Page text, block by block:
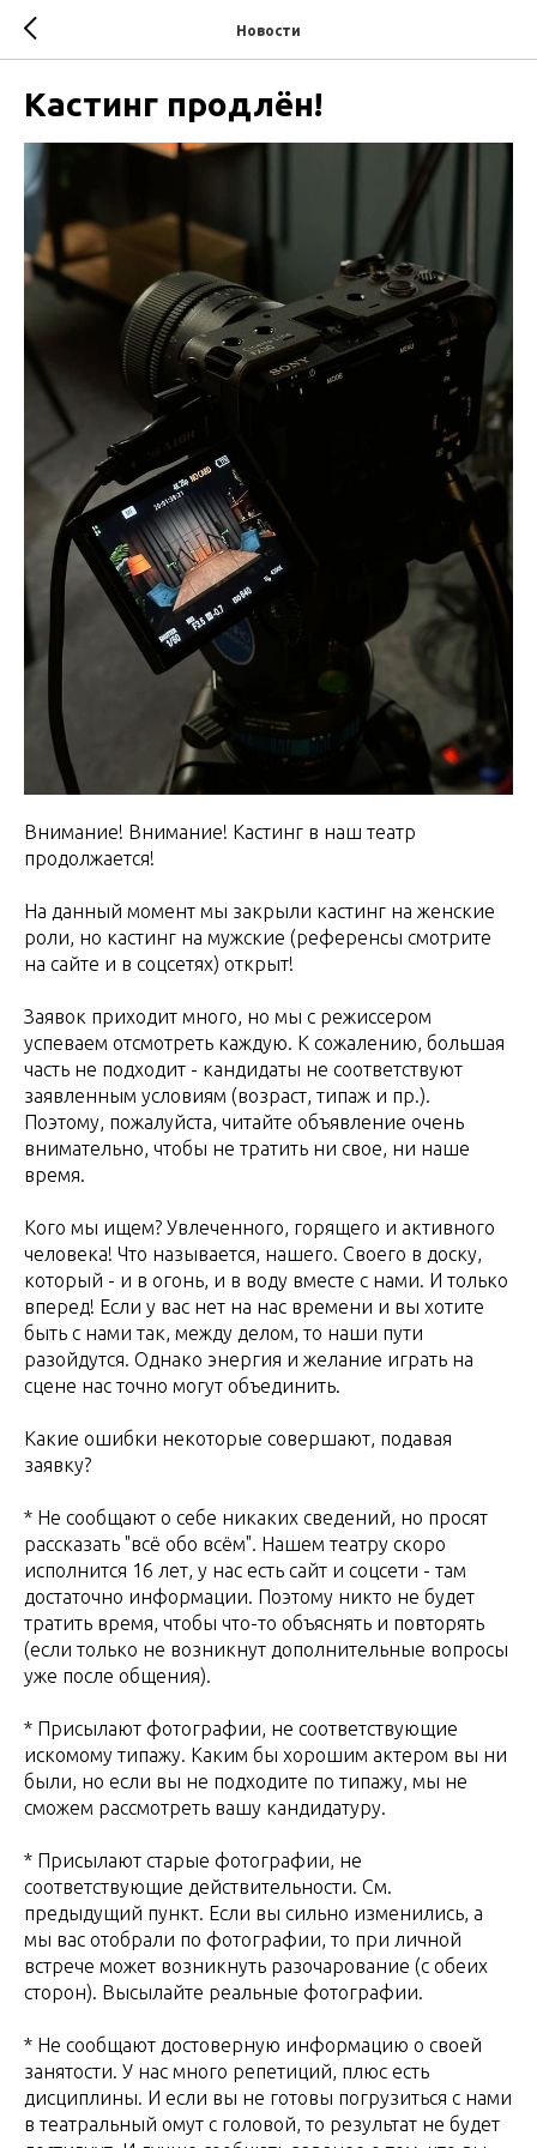
Новости
Кастинг продлён!
Внимание! Внимание! Кастинг в наш театр
продолжается!
На данный момент мы закрыли кастинг на женские
роли, но кастинг на мужские (референсы смотрите
на сайте и в соцсетях) открыт!
Заявок приходит много, но мы с режиссером
успеваем отсмотреть каждую. К сожалению, большая
часть не подходит - кандидаты не соответствуют
заявленным условиям (возраст, типаж и пр.).
Поэтому, пожалуйста, читайте объявление очень
внимательно, чтобы не тратить ни свое, ни наше
время.
Кого мы ищем? Увлеченного, горящего и активного
человека! Что называется, нашего. Своего в доску,
который - и в огонь, и в воду вместе с нами. И только
вперед! Если у вас нет на нас времени и вы хотите
быть с нами так, между делом, то наши пути
разойдутся. Однако энергия и желание играть на
сцене нас точно могут объединить.
Какие ошибки некоторые совершают, подавая
заявку?
* Не сообщают о себе никаких сведений, но просят
рассказать "всё обо всём". Нашем театру скоро
исполнится 16 лет, у нас есть сайт и соцсети - там
достаточно информации. Поэтому никто не будет
тратить время, чтобы что-то объяснять и повторять
(если только не возникнут дополнительные вопросы
уже после общения).
* Присылают фотографии, не соответствующие
искомому типажу. Каким бы хорошим актером вы ни
были, но если вы не подходите по типажу, мы не
сможем рассмотреть вашу кандидатуру.
* Присылают старые фотографии, не
соответствующие действительности. См.
предыдущий пункт. Если вы сильно изменились, а
мы вас отобрали по фотографии, то при личной
встрече может возникнуть разочарование (с обеих
сторон). Высылайте реальные фотографии.
* Не сообщают достоверную информацию о своей
занятости. У нас много репетиций, плюс есть
дисциплины. И если вы не готовы погрузиться с нами
в театральный омут с головой, то результат не будет